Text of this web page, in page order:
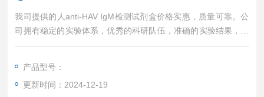
我司提供的人anti-HAV IgM检测试剂盒价格实惠，质量可靠。公
司拥有稳定的实验体系，优秀的科研队伍，准确的实验结果，是
您值得信赖的合作伙伴，凡购买我司的试剂盒产品都可提供全程
产品型号：
更新时间：2024-12-19